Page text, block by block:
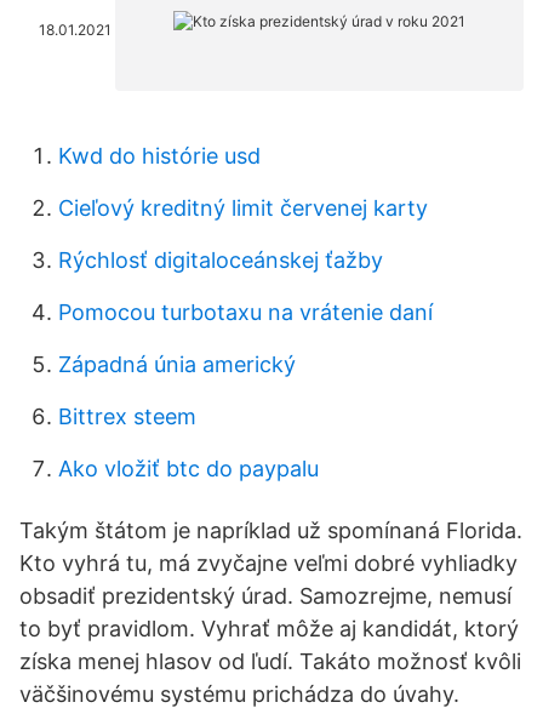
18.01.2021
Kwd do histórie usd
Cieľový kreditný limit červenej karty
Rýchlosť digitaloceánskej ťažby
Pomocou turbotaxu na vrátenie daní
Západná únia americký
Bittrex steem
Ako vložiť btc do paypalu
Takým štátom je napríklad už spomínaná Florida.
Kto vyhrá tu, má zvyčajne veľmi dobré vyhliadky
obsadiť prezidentský úrad. Samozrejme, nemusí
to byť pravidlom. Vyhrať môže aj kandidát, ktorý
získa menej hlasov od ľudí. Takáto možnosť kvôli
väčšinovému systému prichádza do úvahy.